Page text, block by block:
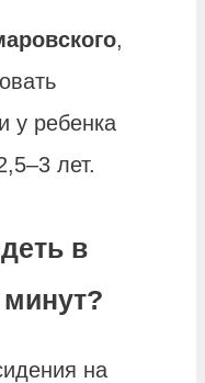
,
у ребенка
лет.
в
на